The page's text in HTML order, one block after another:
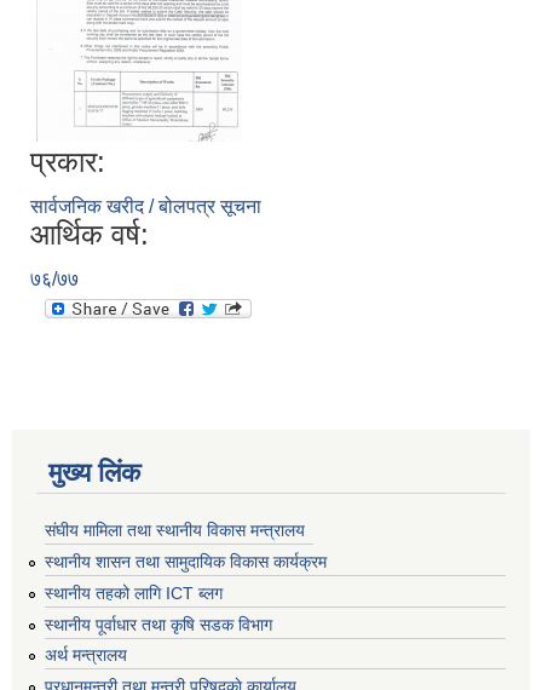
प्रकार:
सार्वजनिक खरीद / बोलपत्र सूचना
आर्थिक वर्ष:
७६/७७
मुख्य लिंक
संघीय मामिला तथा स्थानीय विकास मन्त्रालय
स्थानीय शासन तथा सामुदायिक विकास कार्यक्रम
स्थानीय तहको लागि ICT ब्लग
स्थानीय पूर्वाधार तथा कृषि सडक विभाग
अर्थ मन्त्रालय